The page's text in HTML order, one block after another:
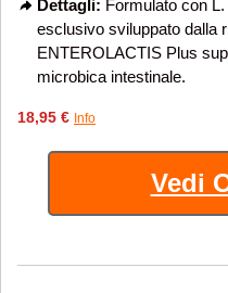
Dettagli: Formulato con
esclusivo sviluppato dalla
ENTEROLACTIS Plus
microbica intestinale.
18,95 € Info
Vedi